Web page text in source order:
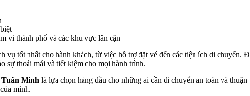
vi thành phố và các khu vực lân cận
vụ tốt nhất cho hành khách, từ việc hỗ trợ đặt vé đến các tiện ích di chuyển.
sự thoải mái và tiết kiệm cho mọi hành trình.
Tuấn Minh là lựa chọn hàng đầu cho những ai cần di chuyển an toàn và
mình.